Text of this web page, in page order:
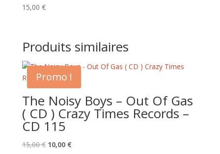
15,00 €
Produits similaires
Promo !
The Noisy Boys – Out Of Gas
( CD ) Crazy Times Records –
CD 115
15,00€ Le
10,00 €Le